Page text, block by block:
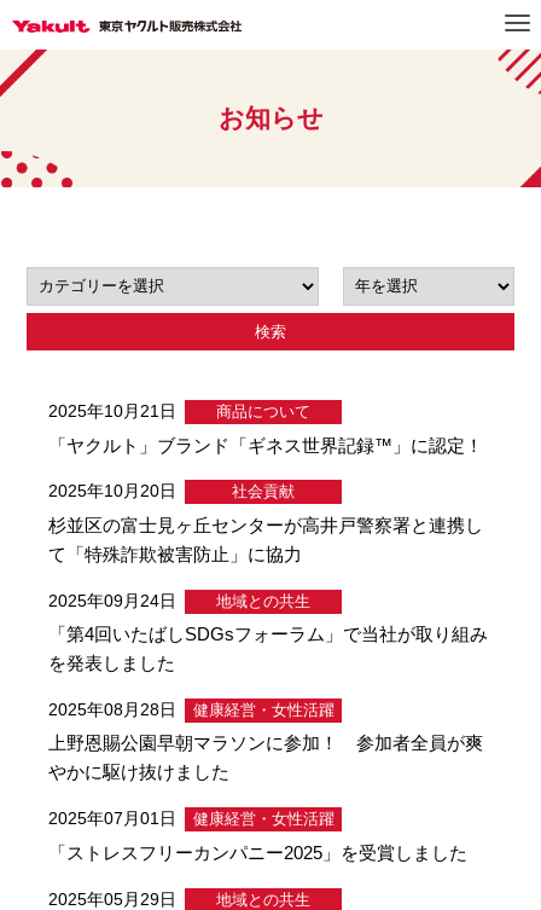
お知らせ
検索
2025年10月21日 商品について
「ヤクルト」ブランド「ギネス世界記録™」に認定！
2025年10月20日 社会貢献
杉並区の富士見ヶ丘センターが高井戸警察署と連携し
て「特殊詐欺被害防止」に協力
2025年09月24日 地域との共生
「第4回いたばしSDGsフォーラム」で当社が取り組み
を発表しました
2025年08月28日 健康経営・女性活躍
上野恩賜公園早朝マラソンに参加！ 参加者全員が爽
やかに駆け抜けました
2025年07月01日 健康経営・女性活躍
「ストレスフリーカンパニー2025」を受賞しました
2025年05月29日 地域との共生